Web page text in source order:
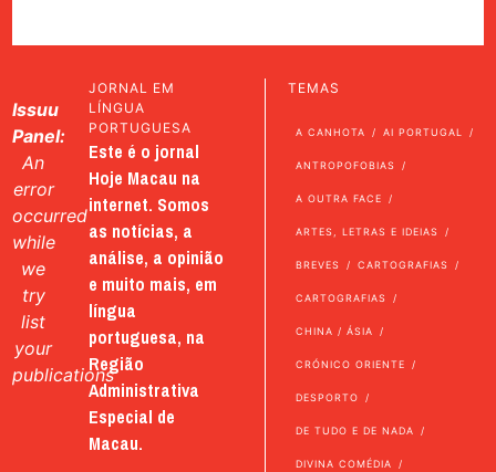
Issuu
Panel:
An
error
occurred
while
we
try
list
your
publications
JORNAL EM
LÍNGUA
PORTUGUESA
Este é o jornal
Hoje Macau na
internet. Somos
as notícias, a
análise, a opinião
e muito mais, em
língua
portuguesa, na
Região
Administrativa
Especial de
Macau.
TEMAS
A CANHOTA AI PORTUGAL
ANTROPOFOBIAS
A OUTRA FACE
ARTES, LETRAS E IDEIAS
BREVES CARTOGRAFIAS
CARTOGRAFIAS
CHINA / ÁSIA
CRÓNICO ORIENTE
DESPORTO
DE TUDO E DE NADA
DIVINA COMÉDIA